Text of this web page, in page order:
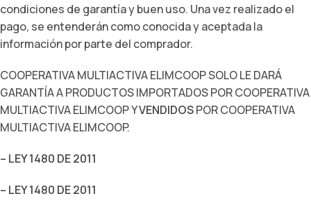
condiciones de garantía y buen uso. Una vez realizado el
pago, se entenderán como conocida y aceptada la
información por parte del comprador.
COOPERATIVA MULTIACTIVA ELIMCOOP SOLO LE DARÁ
GARANTÍA A PRODUCTOS IMPORTADOS POR COOPERATIVA
MULTIACTIVA ELIMCOOP YVENDIDOSPOR COOPERATIVA
MULTIACTIVA ELIMCOOP.
– LEY 1480 DE 2011
– LEY 1480 DE 2011